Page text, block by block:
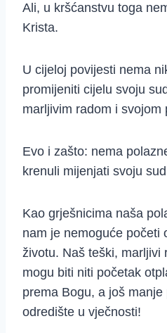
Ali, u kršćanstvu toga
Krista.
U cijeloj povijesti nema
promijeniti cijelu svoju
marljivim radom i svojom
Evo i zašto: nema
krenuli mijenjati svoju
Kao grješnicima naša
nam je nemoguće početi
životu. Naš teški, marljivi
mogu biti niti početak
prema Bogu, a još
odredište u vječnosti!